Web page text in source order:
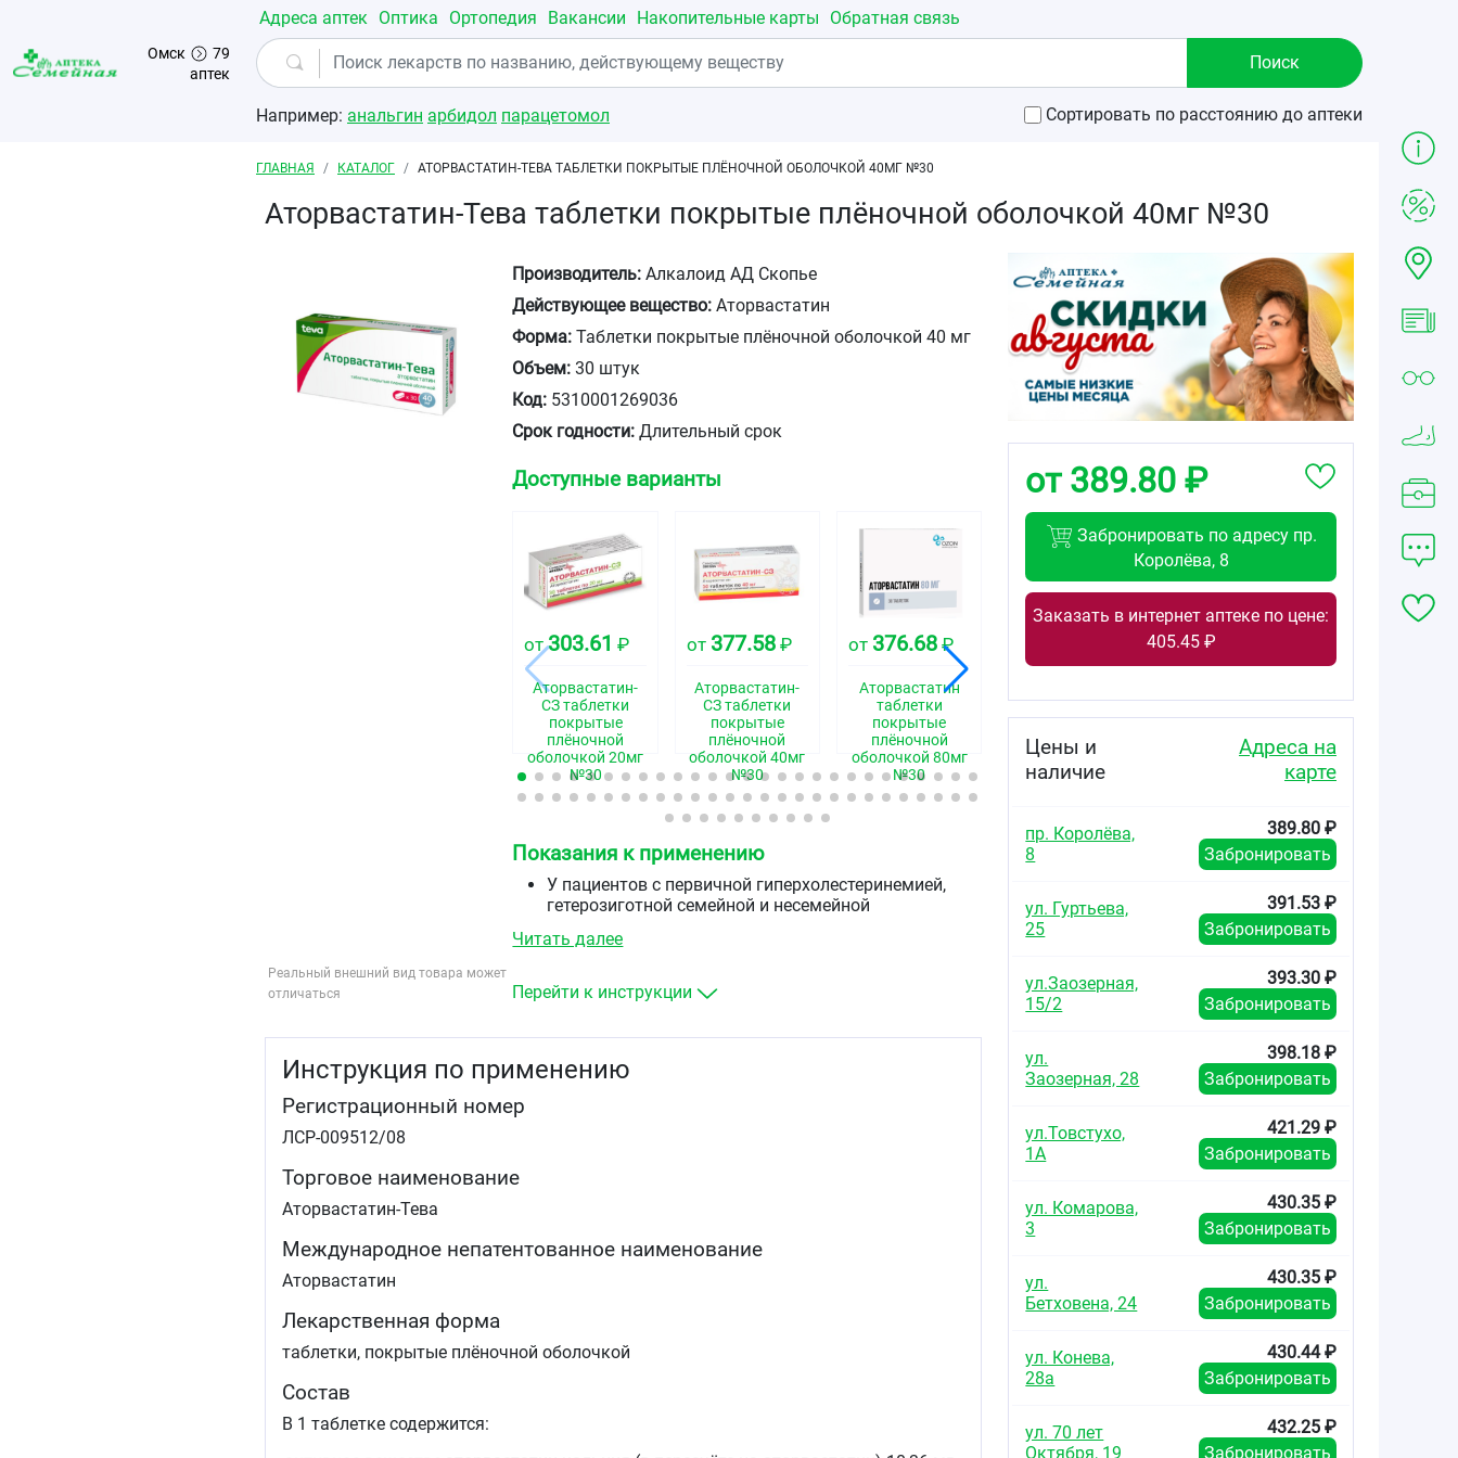
Перейти к основному содержанию
Омск
79
аптек
Адреса аптек Оптика Ортопедия Вакансии Накопительные карты Обратная связь
Например: анальгин арбидол парацетомол Сортировать по расстоянию до аптеки
Строка навигации
ГЛАВНАЯ КАТАЛОГ АТОРВАСТАТИН-ТЕВА ТАБЛЕТКИ ПОКРЫТЫЕ ПЛЁНОЧНОЙ ОБОЛОЧКОЙ 40МГ №30
Аторвастатин-Тева таблетки покрытые плёночной оболочкой 40мг №30
Реальный внешний вид товара может
отличаться
Производитель: Алкалоид АД Скопье
Действующее вещество: Аторвастатин
Форма: Таблетки покрытые плёночной оболочкой 40 мг
Объем: 30 штук
Код: 5310001269036
Срок годности: Длительный срок
Доступные варианты
от303.61 ₽
Аторвастатин-
СЗ таблетки
покрытые
плёночной
оболочкой 20мг
№30
от 377.58₽
Аторвастатин-
СЗ таблетки
покрытые
плёночной
оболочкой 40мг
№30
от 376.68 ₽
Аторвастатин
таблетки
покрытые
плёночной
оболочкой 80мг
№30
Вертекс
таблетки
покрытые
плёночной
оболочкой 10мг
от393.30
Вертекс
таблетки
покрытые
плёночной
оболочкой 20мг
Показания к применению
У пациентов с первичной гиперхолестеринемией,
гетерозиготной семейной и несемейной
(смешанной) гиперлипидемией (типы IIа и IIb по
повышенных уровней общего холестерина,
для лечения больных с повышенными
диетотерапия и другие нефармакологические
Читать далее
Перейти к инструкции
Инструкция по применению
Регистрационный номер
ЛСР-009512/08
Торговое наименование
Аторвастатин-Тева
Международное непатентованное наименование
Аторвастатин
Лекарственная форма
таблетки, покрытые плёночной оболочкой
Состав
В 1 таблетке содержится:
от 389.80 ₽
Забронировать по адресу пр.
Королёва, 8
Заказать в интернет аптеке по цене:
405.45 ₽
Цены и
наличие
Адреса на
карте
пр. Королёва,
8
389.80 ₽
Забронировать
ул. Гуртьева,
25
391.53 ₽
Забронировать
ул.Заозерная,
15/2
393.30 ₽
Забронировать
ул.
Заозерная, 28
398.18 ₽
Забронировать
ул.Товстухо,
1А
421.29 ₽
Забронировать
ул. Комарова,
3
430.35 ₽
Забронировать
ул.
Бетховена, 24
430.35 ₽
Забронировать
ул. Конева,
28а
430.44 ₽
Забронировать
ул. 70 лет
Октября, 19
432.25 ₽
Забронировать